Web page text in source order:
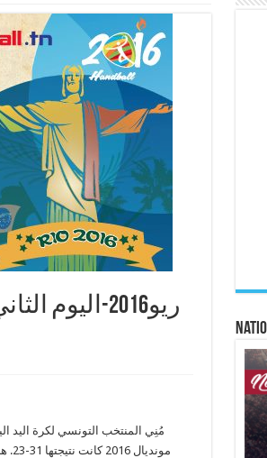
ريو2016-
مُنِي المنتخب التونسي لكرة اليد